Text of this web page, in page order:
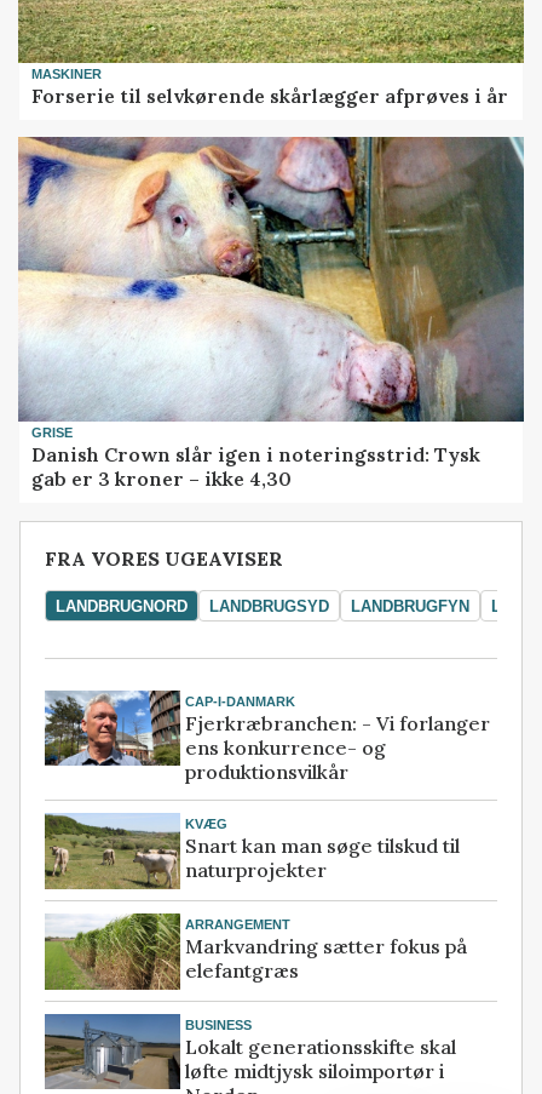
MASKINER
Forserie til selvkørende skårlægger afprøves i år
GRISE
Danish Crown slår igen i noteringsstrid: Tysk
gab er 3 kroner – ikke 4,30
FRA VORES UGEAVISER
LANDBRUGNORD LANDBRUGSYD LANDBRUGFYN
CAP-I-DANMARK
Fjerkræbranchen: - Vi forlanger
ens konkurrence- og
produktionsvilkår
KVÆG
Snart kan man søge tilskud til
naturprojekter
ARRANGEMENT
Markvandring sætter fokus på
elefantgræs
BUSINESS
Lokalt generationsskifte skal
løfte midtjysk siloimportør i